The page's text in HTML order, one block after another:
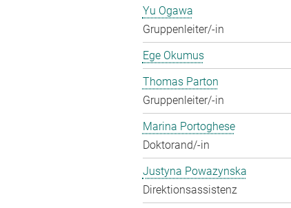
Yu Ogawa
Gruppenleiter/-in
Ege Okumus
Thomas Parton
Gruppenleiter/-in
Marina Portoghese
Doktorand/-in
Justyna Powazynska
Direktionsassistenz